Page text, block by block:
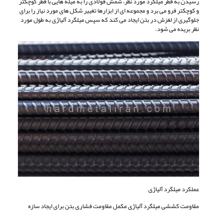
و کوچکتر فرو می برد و مجموعه ای از ابزارها تغییر شکل های مورد نیاز را برای
جلوگیری از لغزش در بتن ایجاد می کند که سپس میلگرد آلیاژی به طول مورد
نظر بریده می شود.
عملکرد میلگرد آلیاژی
مقاومت کششی میلگرد آلیاژی مکمل مقاومت فشاری بتن برای ایجاد سازه